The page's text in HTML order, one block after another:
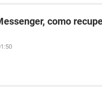
como